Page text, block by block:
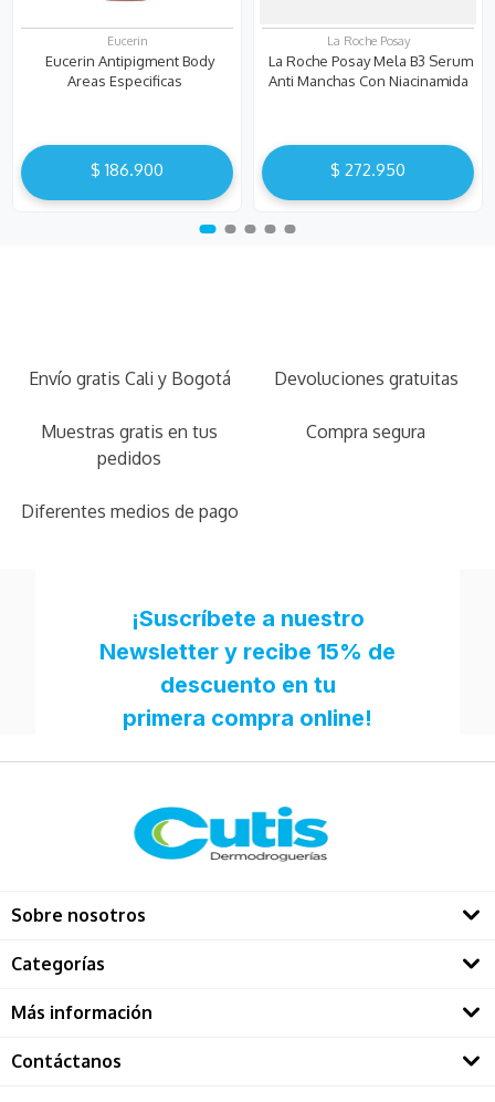
Eucerin
Eucerin Antipigment Body
Areas Especificas
$ 186.900
La Roche Posay
La Roche Posay Mela B3 Serum
Anti Manchas Con Niacinamida
$ 272.950
Envío gratis Cali y Bogotá Devoluciones gratuitas
Muestras gratis en tus
pedidos
Compra segura
Diferentes medios de pago
Sobre nosotros
Quienes somos
Categorías
Rostro
Más información
Restablecer contraseña
Contáctanos